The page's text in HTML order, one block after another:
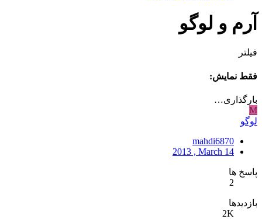
آرم و لوگو
فیلتر
فقط نمایش:
بارگذاری…
M
لوگو
mahdi6870
2013 , March 14
پاسخ ها
2
بازدیدها
2K